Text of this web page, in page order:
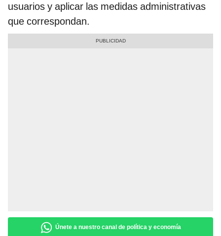
usuarios y aplicar las medidas administrativas
que correspondan.
Únete a nuestro canal de política y economía